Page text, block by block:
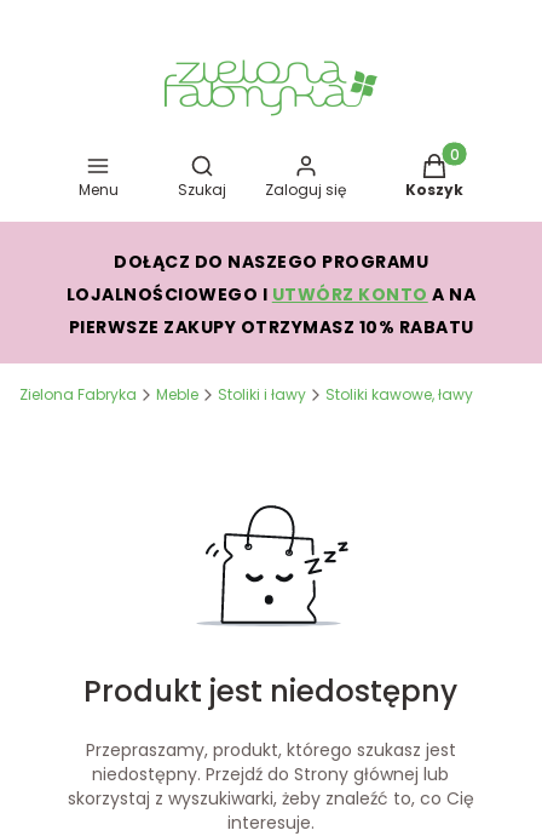
Menu
Otwórz wyszukiwarkę
Szukaj Zaloguj się
Produkty w
Koszyk
DOŁĄCZ DO NASZEGO PROGRAMU
LOJALNOŚCIOWEGO I UTWÓRZ KONTO A NA
PIERWSZE ZAKUPY OTRZYMASZ 10% RABATU
Zielona Fabryka Meble Stoliki i ławy Stoliki kawowe, ławy
Produkt jest niedostępny
Przepraszamy, produkt, którego szukasz jest
niedostępny. Przejdź do Strony głównej lub
skorzystaj z wyszukiwarki, żeby znaleźć to, co Cię
interesuje.